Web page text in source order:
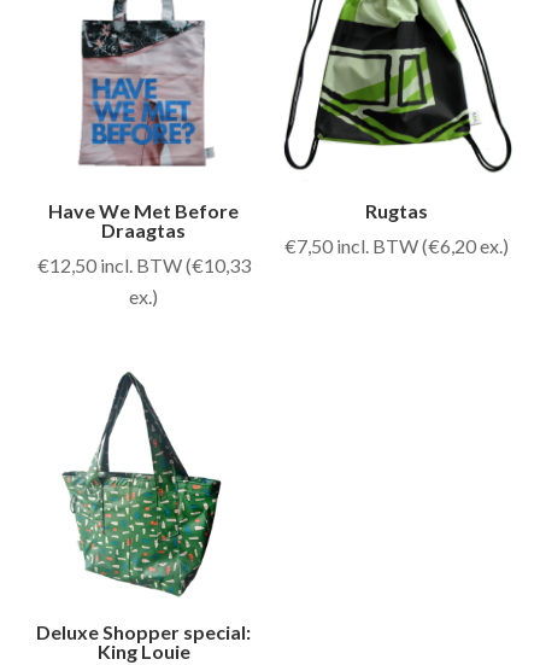
Have We Met Before
Draagtas
€12,50 incl. BTW (€10,33
ex.)
Rugtas
€7,50 incl. BTW (€6,20ex.)
Deluxe Shopper special:
King Louie